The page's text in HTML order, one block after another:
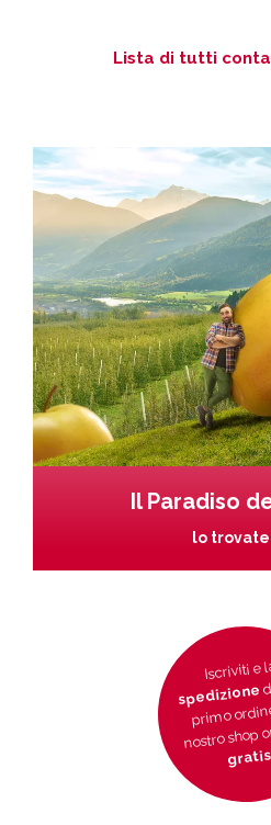
Lista di tutti
Il Paradiso
lo
Iscriviti e
spedizione
primo
nostro shop